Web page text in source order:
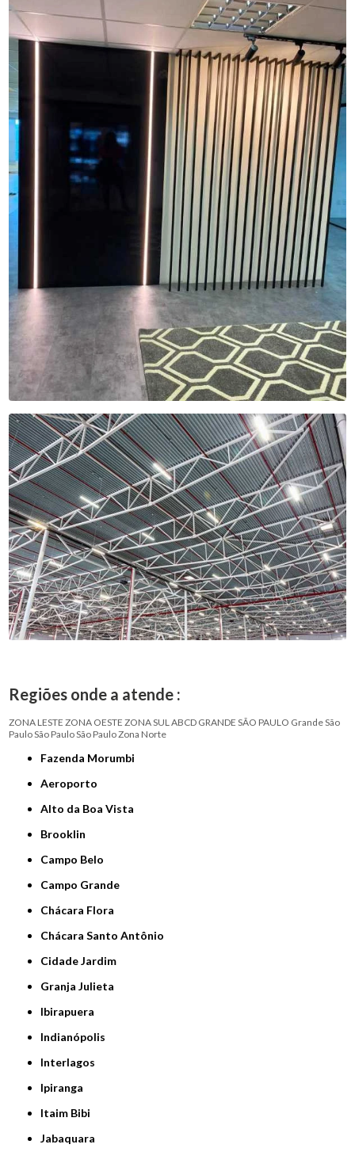
Regiões onde a atende :
ZONA LESTE ZONA OESTE ZONA SULABCD GRANDE SÃO PAULO Grande São
PauloSão PauloSão PauloZona Norte
Fazenda Morumbi
Aeroporto
Alto da Boa Vista
Brooklin
Campo Belo
Campo Grande
Chácara Flora
Chácara Santo Antônio
Cidade Jardim
Granja Julieta
Ibirapuera
Indianópolis
Interlagos
Ipiranga
Itaim Bibi
Jabaquara